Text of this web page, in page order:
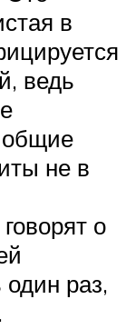
в
ведь
не в
о
раз,